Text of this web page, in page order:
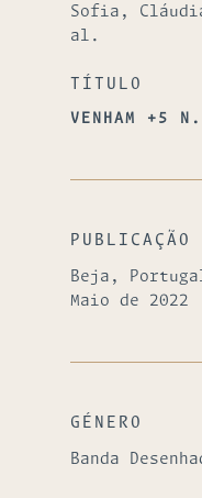
Sofia,
al.
TÍTULO
VENHAM +5
PUBLICAÇÃO
Beja,
Maio de 2022
GÉNERO
Banda